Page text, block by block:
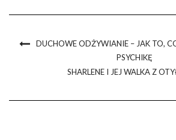
DUCHOWE ODŻYWIANIE – JAK TO,
PSYCHIKĘ
SHARLENE I JEJ WALKA Z